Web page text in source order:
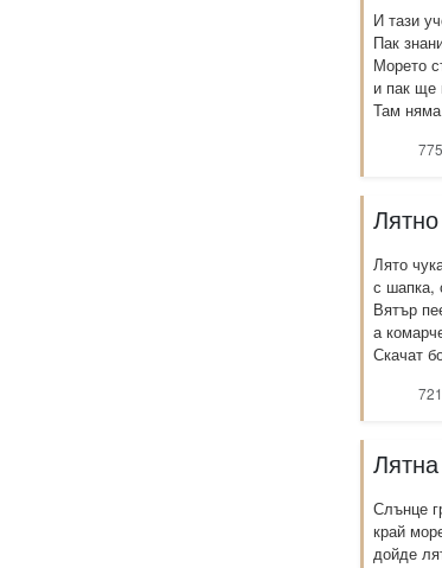
И тази
Пак
Морето
и пак ще
Там
775
Лято
с шапка,
Вятър
а
Скачат
721
Слънце
край
дойде